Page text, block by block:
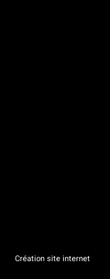
Création site internet